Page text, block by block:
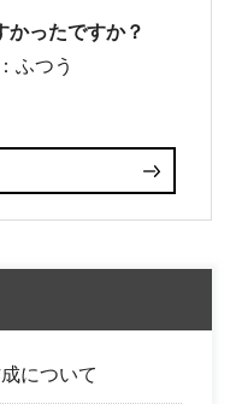
かったですか？
ふつう
について